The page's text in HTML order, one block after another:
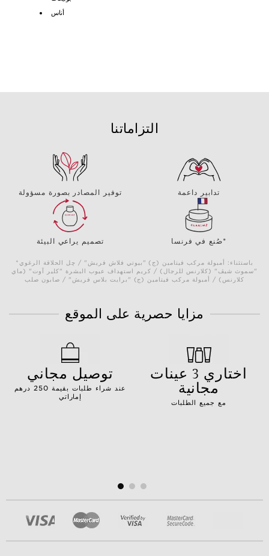
أناس
التزاماتنا
توفير المصادر بصورة مسؤولة تدابير داعمة
تصميم يراعي البيئة صُنع في فرنسا*
*باستثناء: أمبولة مركب فيتامين (ج) "بيوتي فلاش فريش" / چل الحلاقة الرغوي
"سموث شيڤ" (كلارنس للرجال) / كريم استهداف عيوب البشرة "كلير آوت" (ماي
كلارنس) / أمبولة مركب فيتامين (ج) "برايت بلاس فريش" / صابون صلب
مزايا حصرية على الموقع
توصيل مجاني
عند شراء طلبات بقيمة 250 درهم
إماراتي
اختاري 3 عينات
مجانية
مع جميع الطلبات